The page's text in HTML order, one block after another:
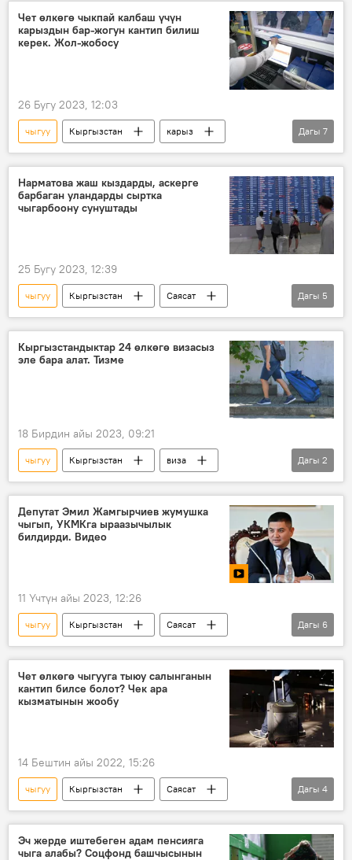
Чет өлкөгө чыкпай калбаш үчүн
карыздын бар-жогун кантип билиш
керек. Жол-жобосу
26 Бугу 2023, 12:03
чыгуу Кыргызстан
карыз
айып пул
алимент
төлөө
текшерүү
терминал
Дагы 7
Нарматова жаш кыздарды, аскерге
барбаган уландарды сыртка
чыгарбоону сунуштады
25 Бугу 2023, 12:39
чыгуу Кыргызстан
Саясат
Надира Нарматова
Мигрант
чет өлкө тыюу салуу
Дагы 5
Кыргызстандыктар 24 өлкөгө визасыз
эле бара алат. Тизме
18 Бирдин айы 2023, 09:21
чыгуу Кыргызстан
виза
режим
мөөнөт чет мамлекет
Дагы 2
Депутат Эмил Жамгырчиев жумушка
чыгып, УКМКга ыраазычылык
билдирди. Видео
11 Үчтүн айы 2023, 12:26
чыгуу Кыргызстан
Саясат
Эмил Жамгырчиев
жумуш
ыраазычылык
Видео
Дагы 6
Чет өлкөгө чыгууга тыюу салынганын
кантип билсе болот? Чек ара
кызматынын жообу
14 Бештин айы 2022, 15:26
чыгуу Кыргызстан
Саясат
Мамлекеттик чек ара кызматы
чет өлкө
тыюу салуу
текшерүү
Дагы 4
Эч жерде иштебеген адам пенсияга
чыга алабы? Соцфонд башчысынын